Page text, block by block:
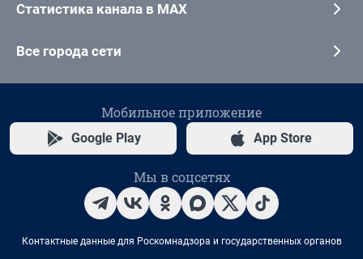
Статистика канала в MAX
Все города сети
Мобильное приложение
Google Play App Store
Мы в соцсетях
Контактные данные для Роскомнадзора и государственных органов